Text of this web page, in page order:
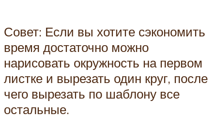
Совет: Если вы хотите сэкономить
время достаточно можно
нарисовать окружность на первом
листке и вырезать один круг, после
чего вырезать по шаблону все
остальные.